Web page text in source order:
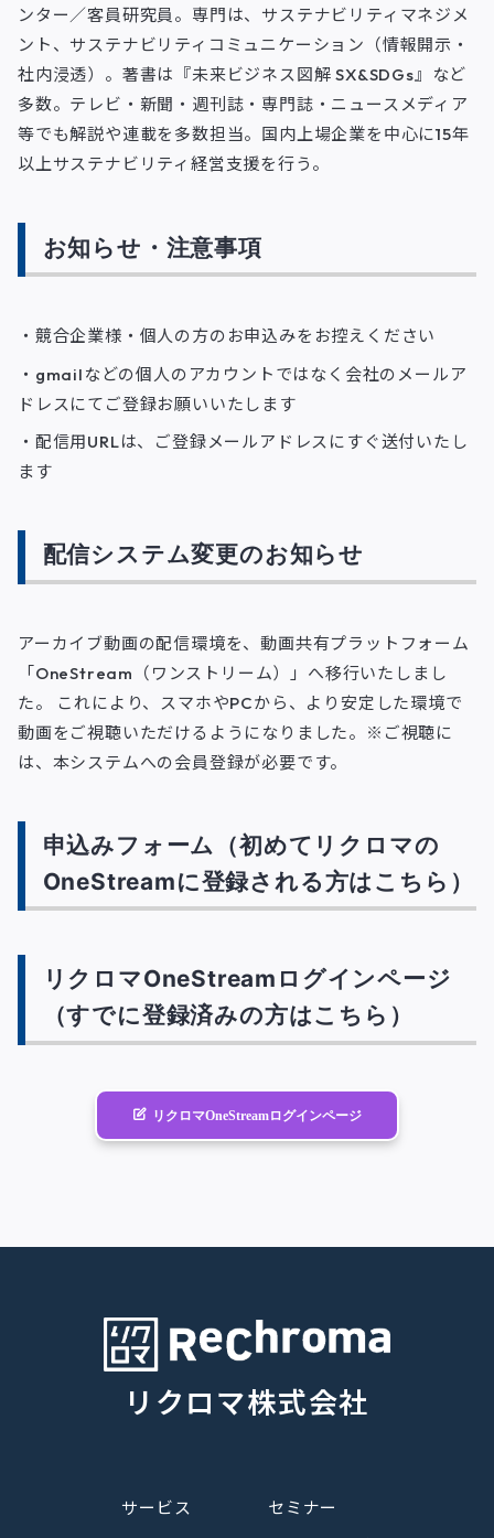
ンター／客員研究員。専門は、サステナビリティマネジメ
ント、サステナビリティコミュニケーション（情報開示・
社内浸透）。著書は『未来ビジネス図解 SX&SDGs』など
多数。テレビ・新聞・週刊誌・専門誌・ニュースメディア
等でも解説や連載を多数担当。国内上場企業を中心に15年
以上サステナビリティ経営支援を行う。
お知らせ・注意事項
・競合企業様・個人の方のお申込みをお控えください
・gmailなどの個人のアカウントではなく会社のメールア
ドレスにてご登録お願いいたします
・配信用URLは、ご登録メールアドレスにすぐ送付いたし
ます
配信システム変更のお知らせ
アーカイブ動画の配信環境を、動画共有プラットフォーム
「OneStream（ワンストリーム）」へ移行いたしまし
た。 これにより、スマホやPCから、より安定した環境で
動画をご視聴いただけるようになりました。※ご視聴に
は、本システムへの会員登録が必要です。
申込みフォーム（初めてリクロマの
OneStreamに登録される方はこちら）
リクロマOneStreamログインページ
（すでに登録済みの方はこちら）
リクロマOneStreamログインページ
リクロマ株式会社
サービス
セミナー